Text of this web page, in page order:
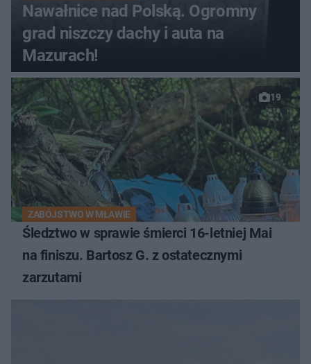
Nawałnice nad Polską. Ogromny
grad niszczy dachy i auta na
Mazurach!
19
ZABÓJSTWO W MŁAWIE
Śledztwo w sprawie śmierci 16-letniej Mai
na finiszu. Bartosz G. z ostatecznymi
zarzutami